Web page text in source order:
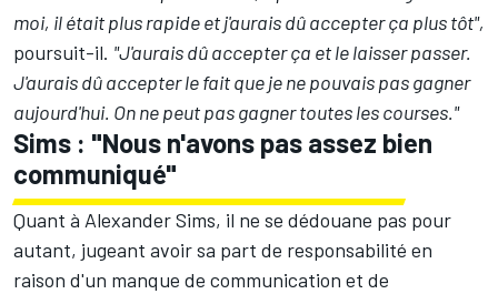
moi, il était plus rapide et j'aurais dû accepter ça plus tôt",
poursuit-il. "J'aurais dû accepter ça et le laisser passer.
J'aurais dû accepter le fait que je ne pouvais pas gagner
aujourd'hui. On ne peut pas gagner toutes les courses."
Sims : "Nous n'avons pas assez bien
communiqué"
Quant à Alexander Sims, il ne se dédouane pas pour
autant, jugeant avoir sa part de responsabilité en
raison d'un manque de communication et de